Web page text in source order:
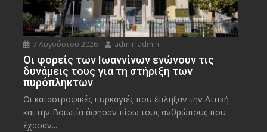
7 Αυγούστου 2026 admin admin
Οι φορείς των Ιωαννίνων ενώνουν τις
δυνάμεις τους για τη στήριξη των
πυρόπληκτων
Οι καταστροφικές πυρκαγιές που έπληξαν την Αττική
και την Bοιωτία άφησαν πίσω τους ανθρώπους που
έχασαν...